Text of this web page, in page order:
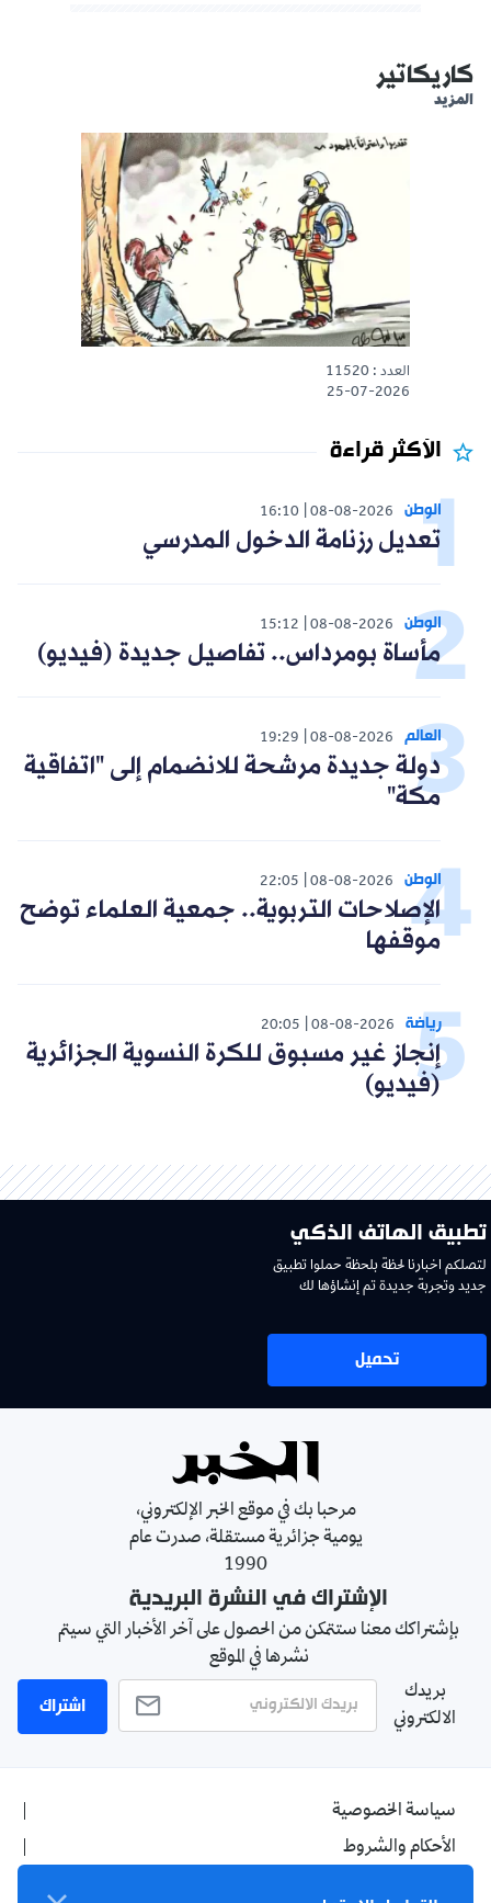
كاريكاتير
المزيد
العدد : 11520
25-07-2026
الأكثر قراءة
الوطن 08-08-2026
16:10
تعديل رزنامة الدخول المدرسي
الوطن 08-08-2026
15:12
مأساة بومرداس.. تفاصيل جديدة (فيديو)
العالم 08-08-2026
19:29
دولة جديدة مرشحة للانضمام إلى "اتفاقية
مكة"
الوطن 08-08-2026
22:05
الإصلاحات التربوية.. جمعية العلماء توضح
موقفها
رياضة 08-08-2026
20:05
إنجاز غير مسبوق للكرة النسوية الجزائرية
(فيديو)
تطبيق الهاتف الذكي
لتصلكم اخبارنا لحظة بلحظة حملوا تطبيق
جديد وتجربة جديدة تم إنشاؤها لك
تحميل
مرحبا بك في موقع الخبر الإلكتروني،
يومية جزائرية مستقلة، صدرت عام
1990
الإشتراك في النشرة البريدية
بإشتراكك معنا ستتمكن من الحصول على آخر الأخبار التي سيتم
نشرها في الموقع
بريدك
الالكتروني
اشتراك
سياسة الخصوصية
الأحكام والشروط